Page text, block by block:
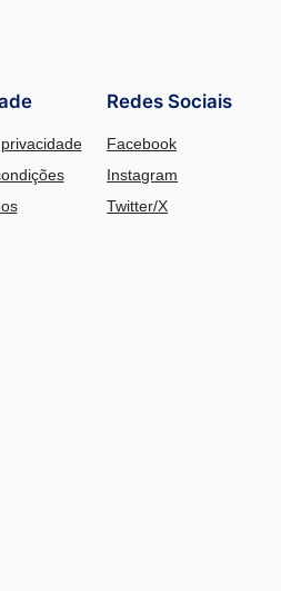
Redes Sociais
Facebook
Instagram
Twitter/X